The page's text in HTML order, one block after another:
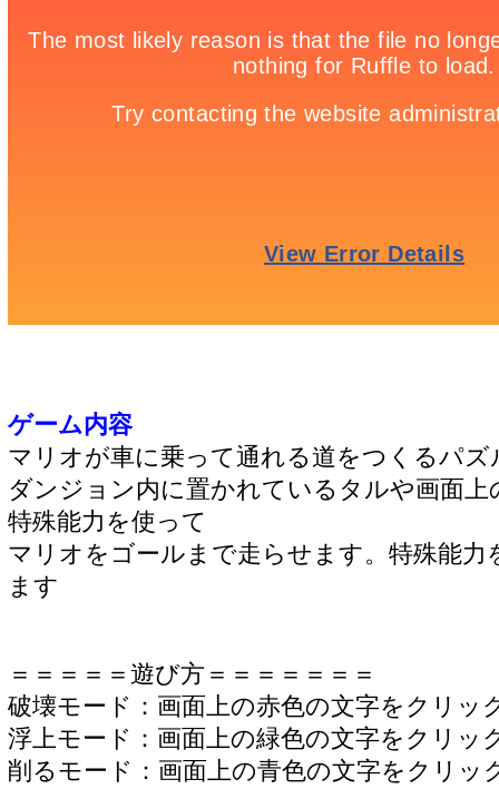
ゲーム内容
マリオが車に乗って通れる道をつくるパ
ダンジョン内に置かれているタルや画面
特殊能力を使って
マリオをゴールまで走らせます。特殊能
ます
＝＝＝＝＝遊び方＝＝＝＝＝＝＝
破壊モード：画面上の赤色の文字をクリッ
浮上モード：画面上の緑色の文字をクリッ
削るモード：画面上の青色の文字をクリッ